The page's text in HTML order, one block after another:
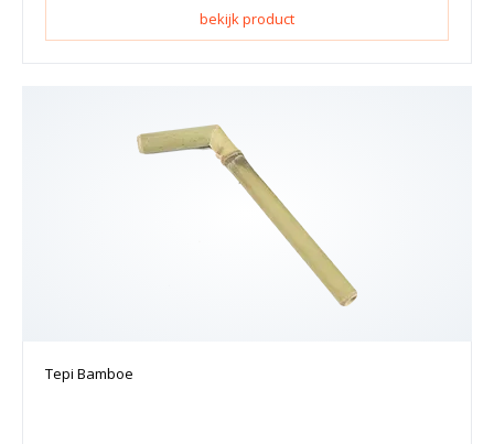
bekijk product
Tepi Bamboe